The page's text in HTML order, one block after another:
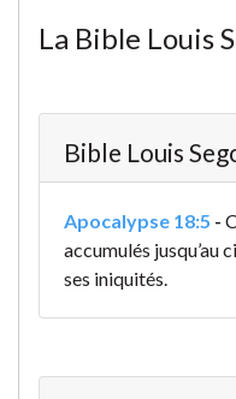
La Bible Louis
Bible Louis
Apocalypse 18:5 -
accumulés jusqu’au
ses iniquités.